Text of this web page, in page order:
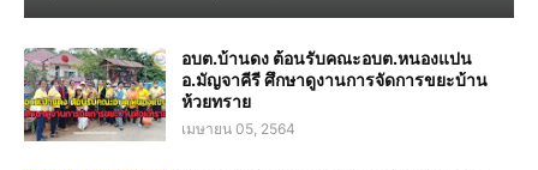
อบต.บ้านดง ต้อนรับคณะอบต.หนองแปน
อ.มัญจาคีรี ศึกษาดูงานการจัดการขยะบ้าน
ห้วยทราย
เมษายน 05, 2564